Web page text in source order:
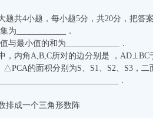
题共4小题，每小题5分，共20分，把答
为____________．
与最小值的和为_____________．
，内角A,B,C所对的边分别是 ，
△PCA的面积分别为S、S1、S2、S3
．
排成一个三角形数阵